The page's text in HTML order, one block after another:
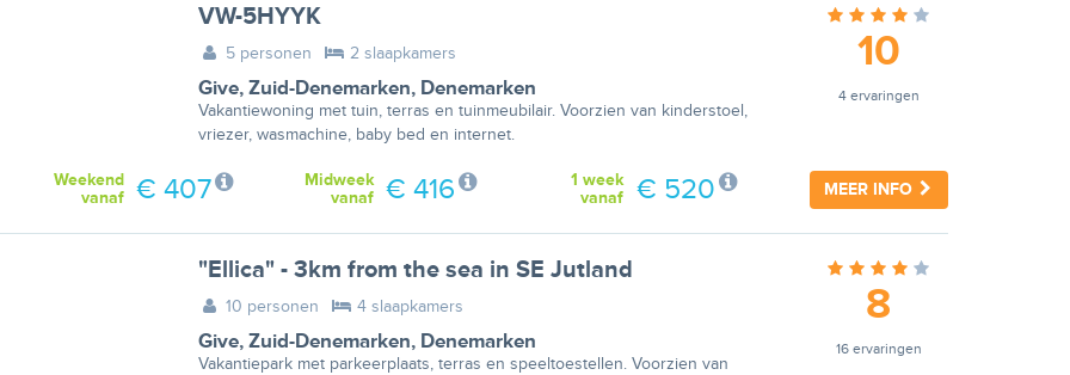
VW-5HYYK
5 personen 2 slaapkamers
Give, Zuid-Denemarken, Denemarken
Vakantiewoning met tuin, terras en tuinmeubilair. Voorzien van kinderstoel,
vriezer, wasmachine, baby bed en internet.
10
4 ervaringen
MEER INFO
1 week
vanaf
€ 520
Midweek
vanaf
€ 416
Weekend
vanaf
€ 407
"Ellica" - 3km from the sea in SE Jutland
10 personen 4 slaapkamers
Give, Zuid-Denemarken, Denemarken
Vakantiepark met parkeerplaats, terras en speeltoestellen. Voorzien van
8
16 ervaringen